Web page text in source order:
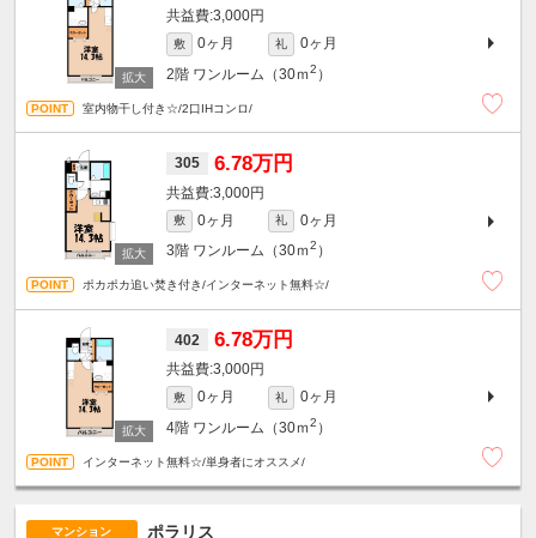
3,000円
敷 0ヶ月 礼
0ヶ月
2階 ワンルーム（30ｍ2 ）
室内物干し付き☆/2口IHコンロ/
305 6.78万円
3,000円
敷 0ヶ月 礼
0ヶ月
3階 ワンルーム（30ｍ2 ）
ポカポカ追い焚き付き/インターネット無料☆/
402 6.78万円
3,000円
敷 0ヶ月 礼
0ヶ月
4階 ワンルーム（30ｍ2 ）
インターネット無料☆/単身者にオススメ/
マンション ポラリス